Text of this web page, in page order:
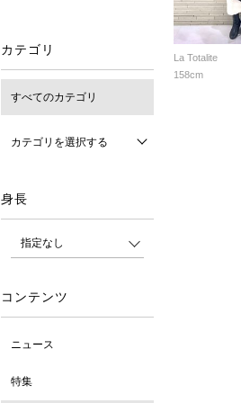
カテゴリ
すべてのカテゴリ
カテゴリを選択する
身長
コンテンツ
ニュース
特集
La Totalite
158cm